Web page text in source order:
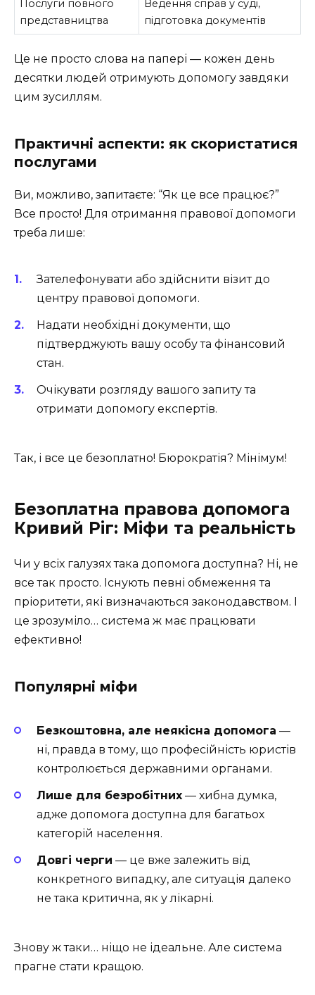
Послуги повного
представництва
Ведення справ у суді,
підготовка документів
Це не просто слова на папері — кожен день
десятки людей отримують допомогу завдяки
цим зусиллям.
Практичні аспекти: як скористатися
послугами
Ви, можливо, запитаєте: “Як це все працює?”
Все просто! Для отримання правової допомоги
треба лише:
Зателефонувати або здійснити візит до
центру правової допомоги.
Надати необхідні документи, що
підтверджують вашу особу та фінансовий
стан.
Очікувати розгляду вашого запиту та
отримати допомогу експертів.
Так, і все це безоплатно! Бюрократія? Мінімум!
Безоплатна правова допомога
Кривий Ріг: Міфи та реальність
Чи у всіх галузях така допомога доступна? Ні, не
все так просто. Існують певні обмеження та
пріоритети, які визначаються законодавством. І
це зрозуміло… система ж має працювати
ефективно!
Популярні міфи
Безкоштовна, але неякісна допомога —
ні, правда в тому, що професійність юристів
контролюється державними органами.
Лише для безробітних — хибна думка,
адже допомога доступна для багатьох
категорій населення.
Довгі черги — це вже залежить від
конкретного випадку, але ситуація далеко
не така критична, як у лікарні.
Знову ж таки… ніщо не ідеальне. Але система
прагне стати кращою.